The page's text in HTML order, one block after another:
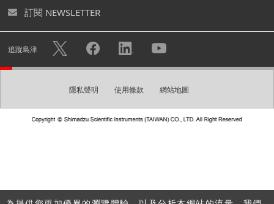
您可透過創建免費帳號下載各式型錄及進入個人頁面。您亦
使用帳戶註冊的個人資訊將可用於 隱私權政策
的，例如發送電子報。
創建帳號
訂閱 NEWSLETTER
追蹤島津
隱私聲明 使用條款 網站地圖